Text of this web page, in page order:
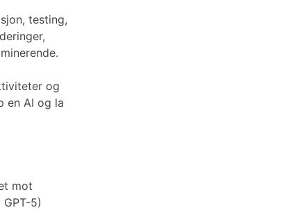
testing,
og
en AI og la
mot
5)